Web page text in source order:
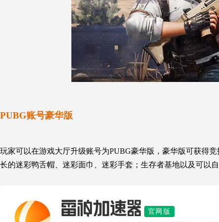
PUBG账号豪华版
玩家可以在游戏大厅升级账号为PUBG豪华版，豪华版可获得
长的迷彩鸭舌帽
迷彩面巾 迷彩手套；生存者基地以及可以
雷神加速器 官网版